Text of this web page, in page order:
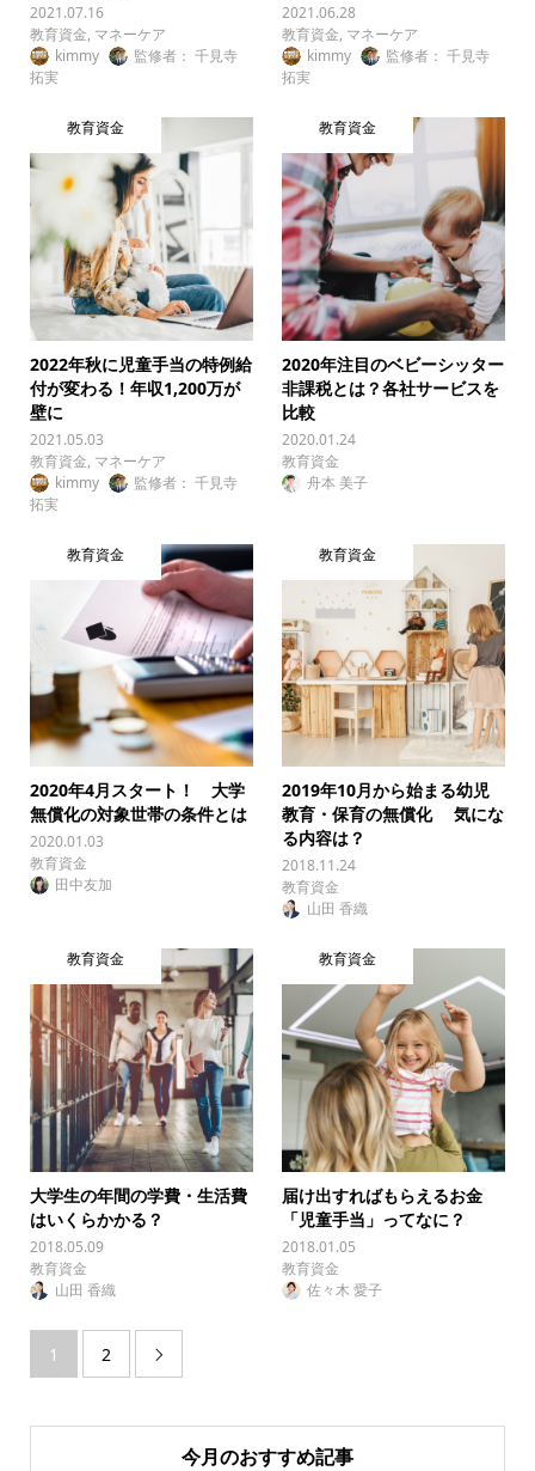
2021.07.16
教育資金, マネーケア
kimmy
監修者： 千見寺
拓実
2021.06.28
教育資金, マネーケア
kimmy
監修者： 千見寺
拓実
教育資金
2022年秋に児童手当の特例給
付が変わる！年収1,200万が
壁に
2021.05.03
教育資金, マネーケア
kimmy
監修者： 千見寺
拓実
教育資金
2020年注目のベビーシッター
非課税とは？各社サービスを
比較
2020.01.24
教育資金
舟本 美子
教育資金
2020年4月スタート！ 大学
無償化の対象世帯の条件とは
2020.01.03
教育資金
田中友加
教育資金
2019年10月から始まる幼児
教育・保育の無償化 気にな
る内容は？
2018.11.24
教育資金
山田 香織
教育資金
大学生の年間の学費・生活費
はいくらかかる？
2018.05.09
教育資金
山田 香織
教育資金
届け出すればもらえるお金
「児童手当」ってなに？
2018.01.05
教育資金
佐々木 愛子
1 2 
今月のおすすめ記事